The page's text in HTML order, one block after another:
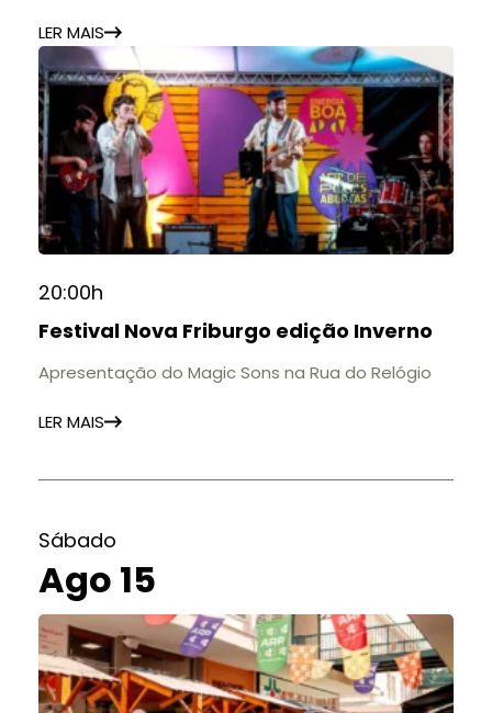
LER MAIS
20:00h
Festival Nova Friburgo edição Inverno
Apresentação do Magic Sons na Rua do Relógio
LER MAIS
Sábado
Ago 15